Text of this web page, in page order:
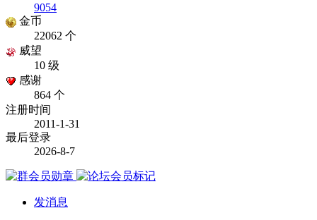
9054
金币
22062 个
威望
10 级
感谢
864 个
注册时间
2011-1-31
最后登录
2026-8-7
发消息